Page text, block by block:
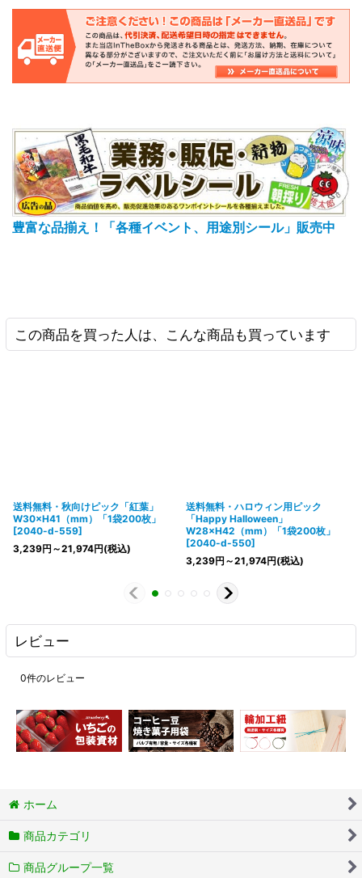
豊富な品揃え！「各種イベント、用途別シール」販売中
この商品を買った人は、こんな商品も買っています
送料無料・秋向けピック「紅葉」
W30×H41（mm）「1袋200枚」
[2040-d-559]
3,239円 ～21,974円(税込)
送料無料・ハロウィン用ピック
「Happy Halloween」
W28×H42（mm）「1袋200枚」
[2040-d-550]
3,239円 ～21,974円(税込)
レビュー
0件のレビュー
ホーム
商品カテゴリ
商品グループ一覧